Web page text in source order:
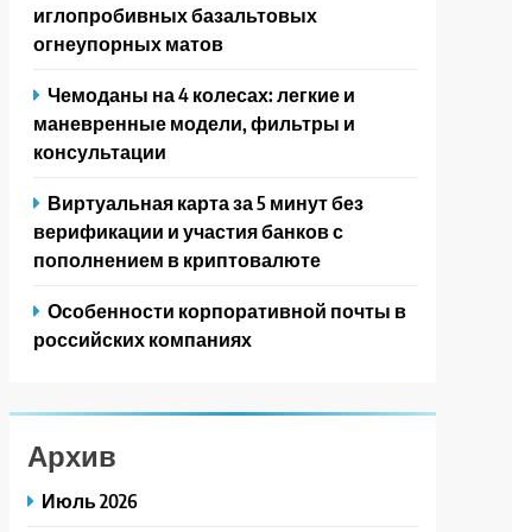
иглопробивных базальтовых
огнеупорных матов
Чемоданы на 4 колесах: легкие и
маневренные модели, фильтры и
консультации
Виртуальная карта за 5 минут без
верификации и участия банков с
пополнением в криптовалюте
Особенности корпоративной почты в
российских компаниях
Архив
Июль 2026